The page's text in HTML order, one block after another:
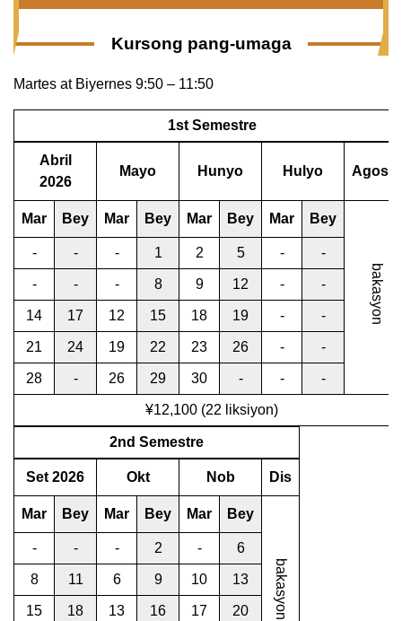
Kursong pang-umaga
Martes at Biyernes 9:50 – 11:50
1st Semestre
Abril
2026
Mayo Hunyo Hulyo Agosto
Mar Bey Mar Bey Mar Bey Mar Bey
bakasyon
- - - 1 2 5 - -
- - - 8 9 12 - -
14 17 12 15 18 19 - -
21 24 19 22 23 26 - -
28 - 26 29 30 - - -
¥12,100 (22 liksiyon)
2nd Semestre
Set 2026 Okt Nob Dis
Mar Bey Mar Bey Mar Bey
bakasyon
- - - 2 - 6
8 11 6 9 10 13
15 18 13 16 17 20